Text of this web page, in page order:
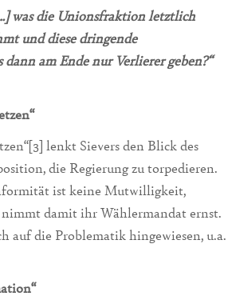
was die Unionsfraktion letztlich
und diese dringende
am Ende nur Verlierer geben?“
lenkt Sievers den Blick des
die Regierung zu torpedieren.
ist keine Mutwilligkeit,
damit ihr Wählermandat ernst.
auf die Problematik hingewiesen, u.a.